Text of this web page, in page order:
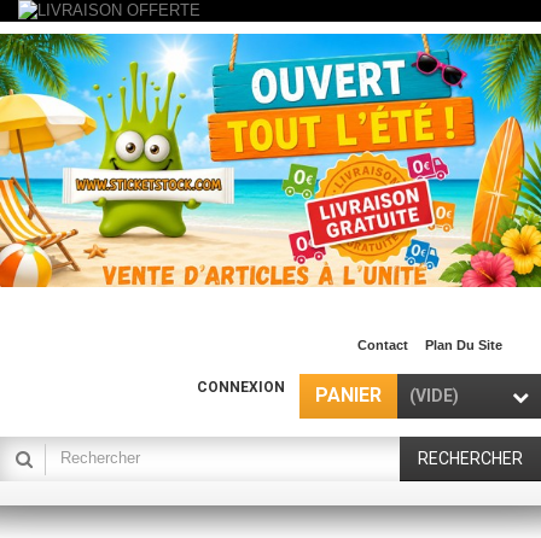
Contact Plan Du Site
PANIER (VIDE)
CONNEXION
RECHERCHER